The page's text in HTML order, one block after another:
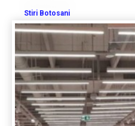
Stiri Botosani